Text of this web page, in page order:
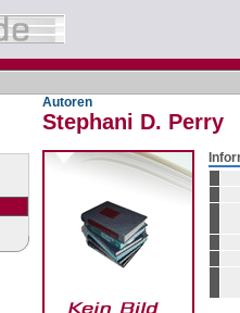
Autoren
Stephani D. Perry